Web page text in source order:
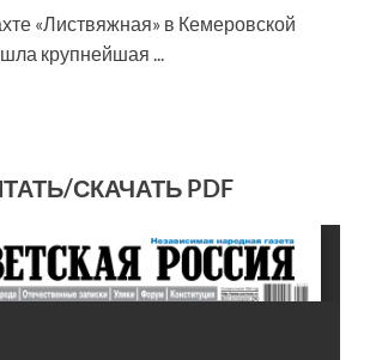
«Листвяжная» в Кемеровской
крупнейшая ...
СКАЧАТЬ PDF